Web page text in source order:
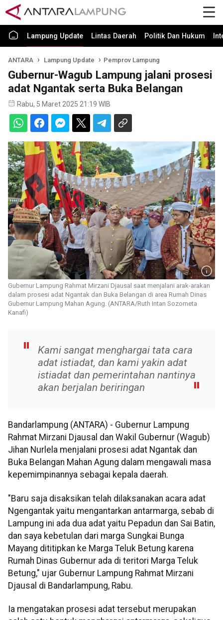
Lampung Update Lintas Daerah Politik Dan Hukum
ANTARA Lampung Update Pemprov Lampung
Gubernur-Wagub Lampung jalani prosesi
adat Ngantak serta Buka Belangan
Rabu, 5 Maret 2025 21:19 WIB
Gubernur Lampung Rahmat Mirzani Djausal saat menjalani arak-arakan
dalam prosesi adat Ngantak dan Buka Belangan di area Rumah Dinas
Gubernur Lampung Mahan Agung. (ANTARA/Ruth Intan Sozometa
Kanafi)
Kami sangat menghargai tata cara
adat istiadat, dan kami yakin adat
istiadat dan pemerintahan nantinya
akan berjalan beriringan
Bandarlampung (ANTARA) - Gubernur Lampung
Rahmat Mirzani Djausal dan Wakil Gubernur (Wagub)
Jihan Nurlela menjalani prosesi adat Ngantak dan
Buka Belangan Mahan Agung dalam mengawali masa
kepemimpinannya sebagai kepala daerah.
"Baru saja disaksikan telah dilaksanakan acara adat
Ngengantak yaitu mengantarkan antarmarga, sebab di
Lampung ini ada dua adat yaitu Pepadun dan Sai Batin,
dan saya kebetulan dari marga Sungkai Bunga
Mayang dititipkan ke Marga Teluk Betung karena
Rumah Dinas Gubernur ada di teritori Marga Teluk
Betung," ujar Gubernur Lampung Rahmat Mirzani
Djausal di Bandarlampung, Rabu.
Ia mengatakan prosesi adat tersebut merupakan